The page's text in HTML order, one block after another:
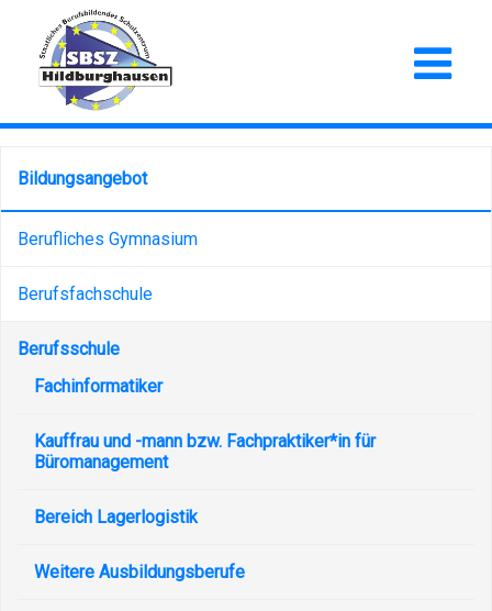
Bildungsangebot
Berufliches Gymnasium
Berufsfachschule
Berufsschule
Fachinformatiker
Kauffrau und -mann bzw. Fachpraktiker*in für
Büromanagement
Bereich Lagerlogistik
Weitere Ausbildungsberufe